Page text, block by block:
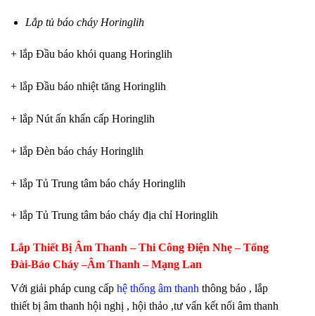
Lắp tủ báo cháy Horinglih
+ lắp Đầu báo khói quang Horinglih
+ lắp Đầu báo nhiệt tăng Horinglih
+ lắp Nút ấn khẩn cấp Horinglih
+ lắp Đèn báo cháy Horinglih
+ lắp Tủ Trung tâm báo cháy Horinglih
+ lắp Tủ Trung tâm báo cháy địa chỉ Horinglih
Lắp Thiết Bị Âm Thanh – Thi Công Điện Nhẹ – Tổng
Đài-Báo Cháy –Âm Thanh – Mạng Lan
Với giải pháp cung cấp hệ thống âm thanh thông báo , lắp
thiết bị âm thanh hội nghị , hội thảo ,tư vấn kết nối âm thanh